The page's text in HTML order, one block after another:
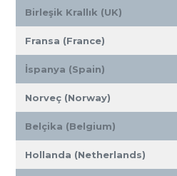
Birleşik Krallık (UK)
Fransa (France)
İspanya (Spain)
Norveç (Norway)
Belçika (Belgium)
Hollanda (Netherlands)